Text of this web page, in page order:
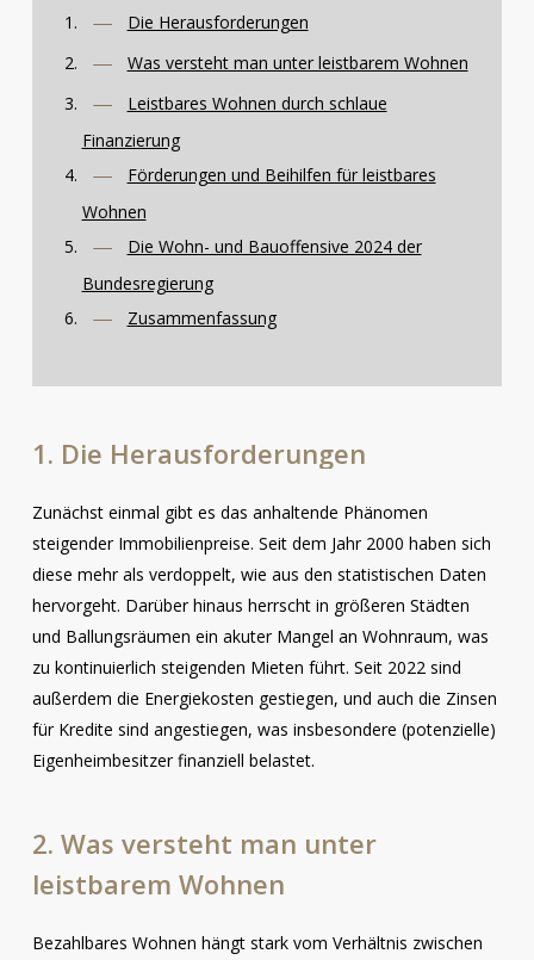
Die Herausforderungen
Was versteht man unter leistbarem Wohnen
Leistbares Wohnen durch schlaue
Finanzierung
Förderungen und Beihilfen für leistbares
Wohnen
Die Wohn- und Bauoffensive 2024 der
Bundesregierung
Zusammenfassung
1. Die Herausforderungen
Zunächst einmal gibt es das anhaltende Phänomen
steigender Immobilienpreise. Seit dem Jahr 2000 haben sich
diese mehr als verdoppelt, wie aus den statistischen Daten
hervorgeht. Darüber hinaus herrscht in größeren Städten
und Ballungsräumen ein akuter Mangel an Wohnraum, was
zu kontinuierlich steigenden Mieten führt. Seit 2022 sind
außerdem die Energiekosten gestiegen, und auch die Zinsen
für Kredite sind angestiegen, was insbesondere (potenzielle)
Eigenheimbesitzer finanziell belastet.
2. Was versteht man unter
leistbarem Wohnen
Bezahlbares Wohnen hängt stark vom Verhältnis zwischen